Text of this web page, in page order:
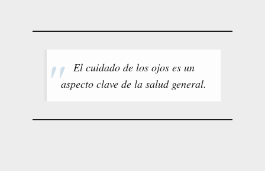
El cuidado de los ojos es un
aspecto clave de la salud general.